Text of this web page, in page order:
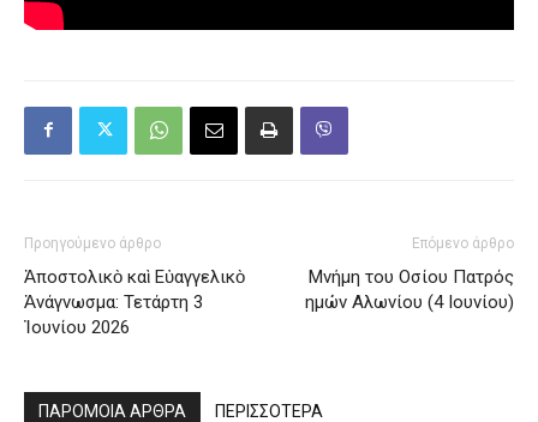
Προηγούμενο άρθρο
Ἀποστολικὸ καὶ Εὐαγγελικὸ
Ἀνάγνωσμα: Τετάρτη 3
Ἰουνίου 2026
Επόμενο άρθρο
Μνήμη του Οσίου Πατρός
ημών Αλωνίου (4 Ιουνίου)
ΠΑΡΟΜΟΙΑ ΑΡΘΡΑ ΠΕΡΙΣΣΟΤΕΡΑ